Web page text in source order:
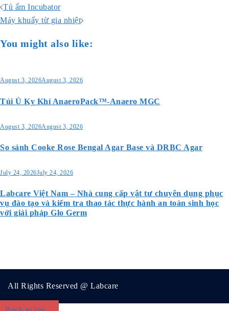
Post
navigation
Tủ ấm Incubator
Máy khuấy từ gia nhiệt
You might also like:
August 3, 2026August 3, 2026
Túi Ủ Kỵ Khí AnaeroPack™-Anaero MGC
August 3, 2026August 3, 2026
So sánh Cooke Rose Bengal Agar Base và DRBC Agar
July 24, 2026July 24, 2026
Labcare Việt Nam – Nhà cung cấp vật tư chuyên dụng phục
vụ đào tạo và kiểm tra thao tác thực hành an toàn sinh học
với giải pháp Glo Germ
All Rights Reserved @ Labcare